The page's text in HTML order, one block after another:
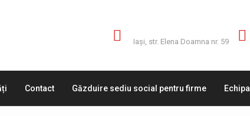
Iaşi, str. Elena Doamna nr. 59
Contact Găzduire sediu social pentru firme Echipa